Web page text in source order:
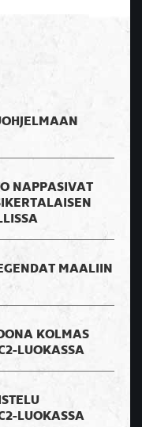
NAPPASIVAT
MAALIIN
KOLMAS
LUOKASSA
LUOKASSA